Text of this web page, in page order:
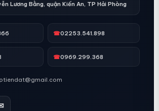
Lương Bằng, quận Kiến An, TP Hải Phòng
☎02253.541.898
☎0969.299.368